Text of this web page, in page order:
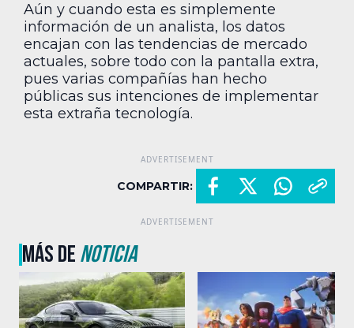
Aún y cuando esta es simplemente
información de un analista, los datos
encajan con las tendencias de mercado
actuales, sobre todo con la pantalla extra,
pues varias compañías han hecho
públicas sus intenciones de implementar
esta extraña tecnología.
COMPARTIR:
MÁS DENOTICIA